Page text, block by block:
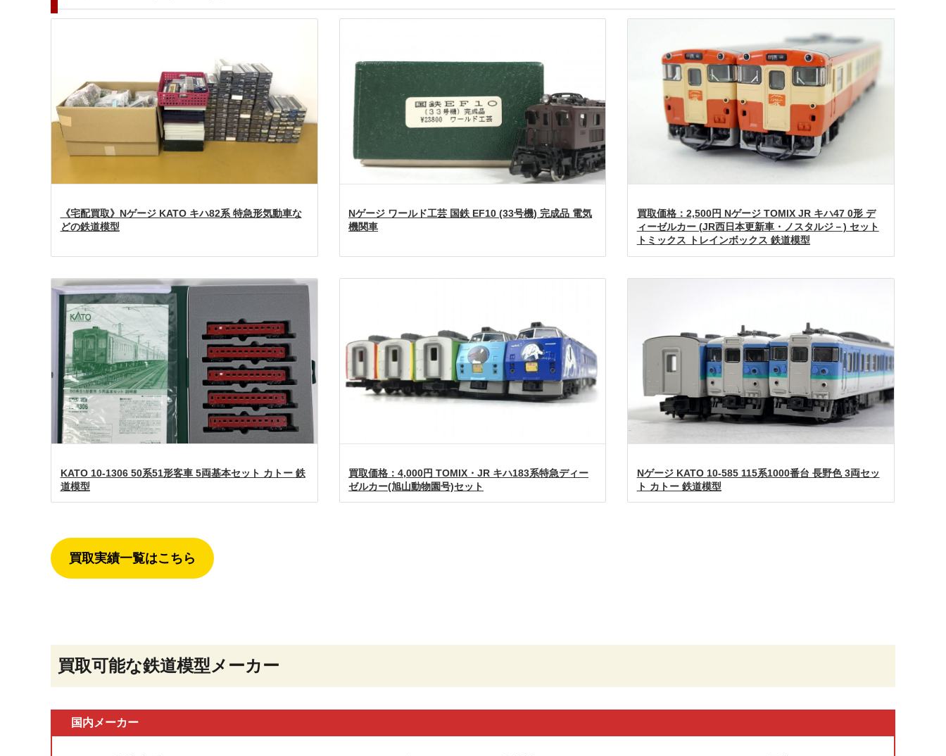
《宅配買取》Nゲージ KATO キハ82系 特急形気動車な
どの鉄道模型
Nゲージ ワールド工芸 国鉄 EF10 (33号機) 完成品 電気
機関車
買取価格：2,500円 Nゲージ TOMIX JR キハ47 0形 デ
ィーゼルカー (JR西日本更新車・ノスタルジ－) セット
トミックス トレインボックス 鉄道模型
KATO 10-1306 50系51形客車 5両基本セット カトー 鉄
道模型
買取価格：4,000円 TOMIX・JR キハ183系特急ディー
ゼルカー(旭山動物園号)セット
Nゲージ KATO 10-585 115系1000番台 長野色 3両セッ
ト カトー 鉄道模型
買取実績一覧はこちら
買取可能な鉄道模型メーカー
国内メーカー